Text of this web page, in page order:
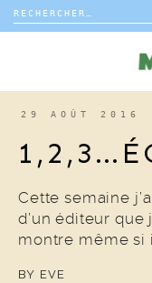
Rechercher :
VIE DE FAMILLE
DÉCO
VOYAGE
29 AOÛT 2016
Cette semaine
d’un éditeur que
montre même si
BY EVE